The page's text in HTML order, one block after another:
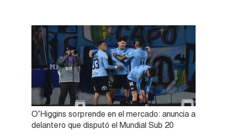
O’Higgins sorprende en el mercado: anuncia a
delantero que disputó el Mundial Sub 20